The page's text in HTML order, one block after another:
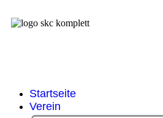
Startseite
Verein